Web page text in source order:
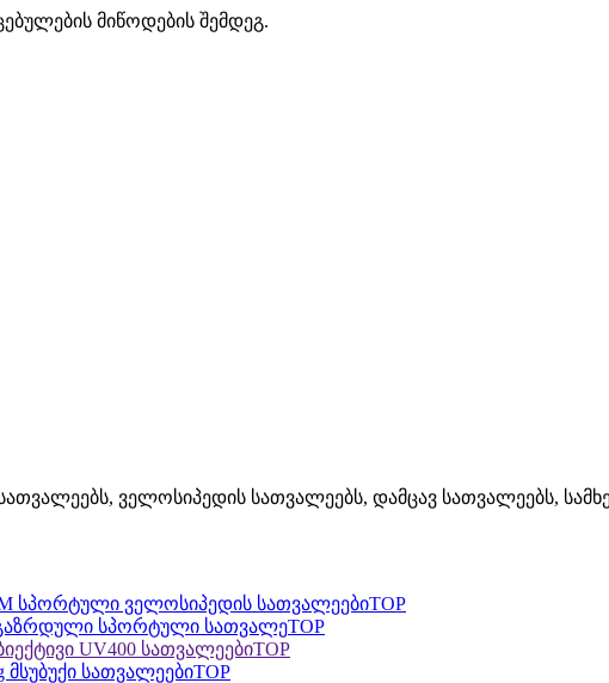
მიწოდების შემდეგ.
სათვალეებს, ველოსიპედის სათვალეებს, დამცავ სათვალეებს,
TOP
TOP
TOP
TOP